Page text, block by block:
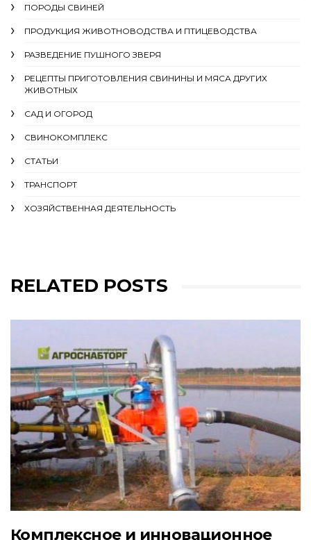
ПОРОДЫ СВИНЕЙ
ПРОДУКЦИЯ ЖИВОТНОВОДСТВА И ПТИЦЕВОДСТВА
РАЗВЕДЕНИЕ ПУШНОГО ЗВЕРЯ
РЕЦЕПТЫ ПРИГОТОВЛЕНИЯ СВИНИНЫ И МЯСА ДРУГИХ
ЖИВОТНЫХ
САД И ОГОРОД
СВИНОКОМПЛЕКС
СТАТЬИ
ТРАНСПОРТ
ХОЗЯЙСТВЕННАЯ ДЕЯТЕЛЬНОСТЬ
RELATED POSTS
Комплексное и инновационное